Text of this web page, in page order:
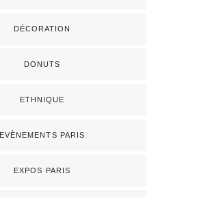
DÉCORATION
DONUTS
ETHNIQUE
EVÈNEMENTS PARIS
EXPOS PARIS